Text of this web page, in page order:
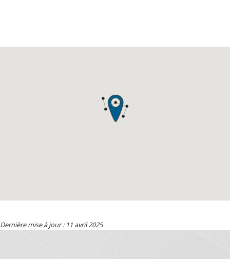
Dernière mise à jour : 11 avril 2025